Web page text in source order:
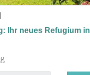
Ihr neues Refugium